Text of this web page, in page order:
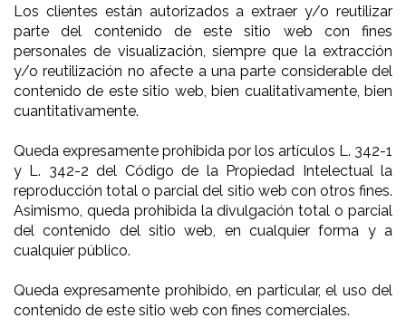
Los clientes están autorizados a extraer y/o reutilizar
parte del contenido de este sitio web con fines
personales de visualización, siempre que la extracción
y/o reutilización no afecte a una parte considerable del
contenido de este sitio web, bien cualitativamente, bien
cuantitativamente.
Queda expresamente prohibida por los artículos L. 342-1
y L. 342-2 del Código de la Propiedad Intelectual la
reproducción total o parcial del sitio web con otros fines.
Asimismo, queda prohibida la divulgación total o parcial
del contenido del sitio web, en cualquier forma y a
cualquier público.
Queda expresamente prohibido, en particular, el uso del
contenido de este sitio web con fines comerciales.